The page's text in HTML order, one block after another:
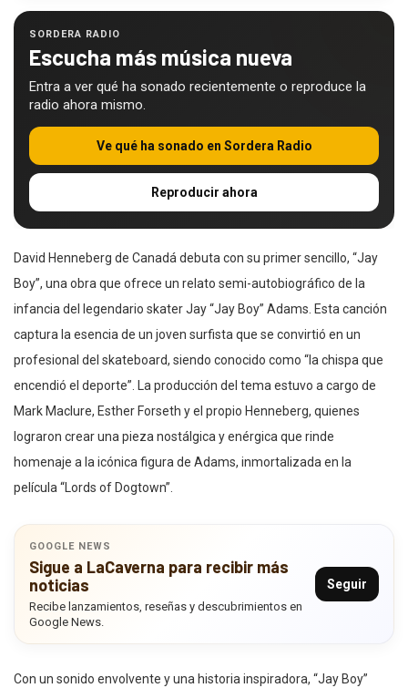
SORDERA RADIO
Escucha más música nueva
Entra a ver qué ha sonado recientemente o reproduce la
radio ahora mismo.
Ve qué ha sonado en Sordera Radio
Reproducir ahora
David Henneberg de Canadá debuta con su primer sencillo, “Jay
Boy”, una obra que ofrece un relato semi-autobiográfico de la
infancia del legendario skater Jay “Jay Boy” Adams. Esta canción
captura la esencia de un joven surfista que se convirtió en un
profesional del skateboard, siendo conocido como “la chispa que
encendió el deporte”. La producción del tema estuvo a cargo de
Mark Maclure, Esther Forseth y el propio Henneberg, quienes
lograron crear una pieza nostálgica y enérgica que rinde
homenaje a la icónica figura de Adams, inmortalizada en la
película “Lords of Dogtown”.
GOOGLE NEWS
Sigue a LaCaverna para recibir más
noticias
Recibe lanzamientos, reseñas y descubrimientos en
Google News.
Seguir
Con un sonido envolvente y una historia inspiradora, “Jay Boy”